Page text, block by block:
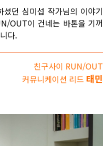
던 심미섭 작가님의 이야기
OUT이 건네는 바톤을 기꺼
다.
친구사이 RUN/OUT
커뮤니케이션 리드 태민